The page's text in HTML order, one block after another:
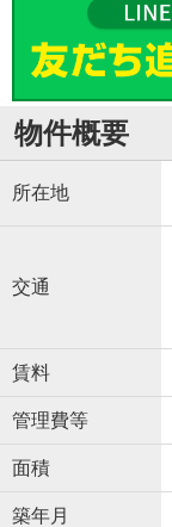
物件概要
所在地
交通
賃料
管理費等
面積
築年月